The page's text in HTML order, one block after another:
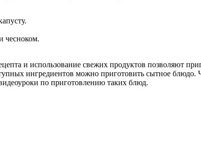
чесноком.
и использование свежих продуктов позволяют
ингредиентов можно приготовить сытное блюдо.
по приготовлению таких блюд.